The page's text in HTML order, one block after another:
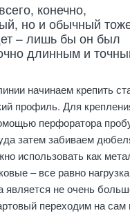
конечно,
но и обычный
– лишь бы он был
длинным и
начинаем крепить
профиль. Для
перфоратора
затем забиваем
использовать как
– все равно
является не очень
переходим на сам